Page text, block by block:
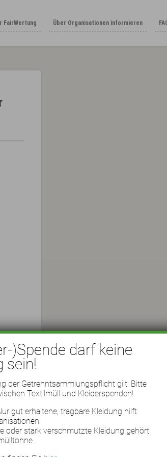
FairWertung Über Organisationen informieren
)Spende darf keine
sein!
der Getrenntsammlungspflicht gilt: Bitte
Textilmüll und Kleiderspenden!
gut erhaltene, tragbare Kleidung hilft
oder stark verschmutzte Kleidung gehört